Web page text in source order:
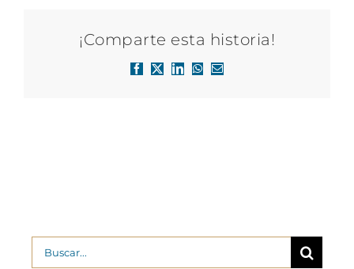
¡Comparte esta historia!
Facebook
X LinkedInWhatsApp
Correo
Buscar: